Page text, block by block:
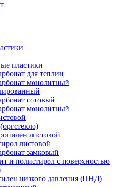
пластики
для теплиц
монолитный
сотовый
монолитный
листовой
листовой
замковый
и полистирол с поверхностью
низкого давления (ПНД)